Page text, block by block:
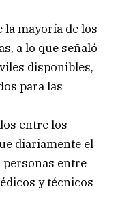
la mayoría de los
a lo que señaló
disponibles,
para las
entre los
diariamente el
personas entre
y técnicos